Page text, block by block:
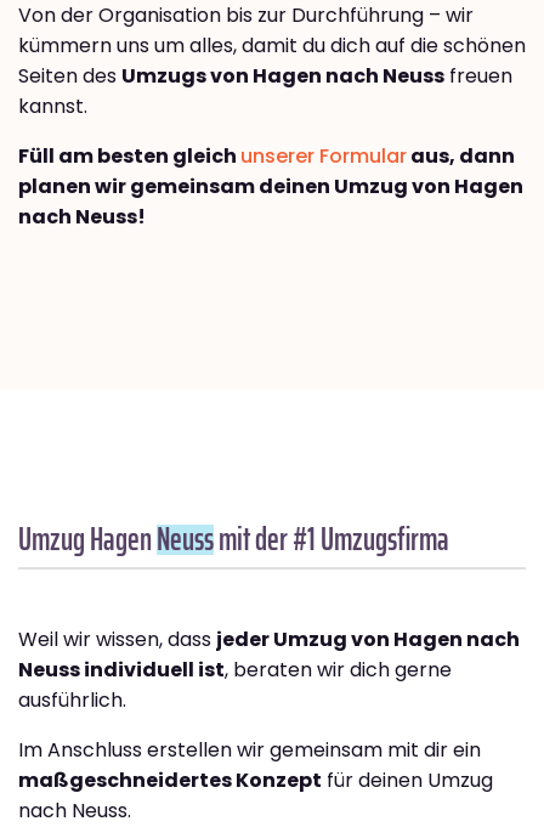
Von der Organisation bis zur Durchführung – wir
kümmern uns um alles, damit du dich auf die schönen
Seiten des Umzugs von Hagen nach Neuss freuen
kannst.
Füll am besten gleich unserer Formularaus, dann
planen wir gemeinsam deinen Umzug von Hagen
nach Neuss!
Umzug HagenNeussmit der #1 Umzugsfirma
Weil wir wissen, dass jeder Umzug von Hagen nach
Neuss individuell ist, beraten wir dich gerne
ausführlich.
Im Anschluss erstellen wir gemeinsam mit dir ein
maßgeschneidertes Konzept für deinen Umzug
nach Neuss.